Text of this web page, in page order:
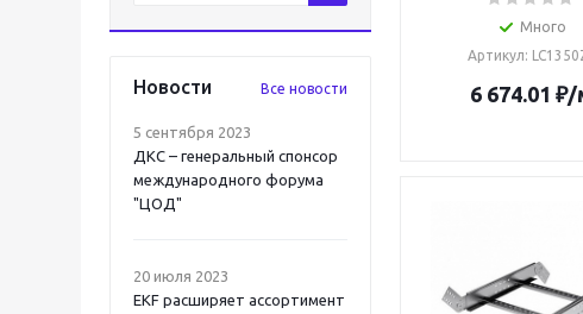
Новости Все новости
5 сентября 2023
ДКС – генеральный спонсор
международного форума
"ЦОД"
20 июля 2023
EKF расширяет ассортимент
Много
Артикул:
6 674.01 ₽/